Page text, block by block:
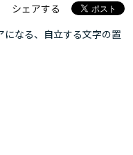
シェアする
なる、自立する文字の置